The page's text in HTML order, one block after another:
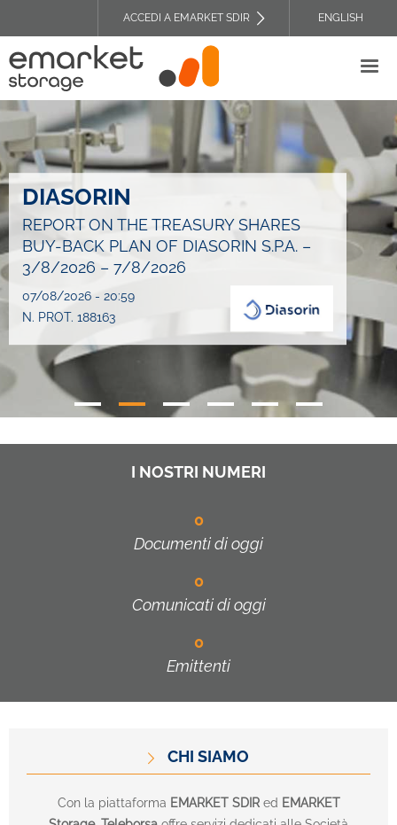
contenuto
principale
TOP
HEADER
ACCEDI A EMARKET SDIR ENGLISH
DIASORIN
REPORT ON THE TREASURY SHARES
BUY-BACK PLAN OF DIASORIN S.P.A. –
3/8/2026 – 7/8/2026
07/08/2026 - 20:59
N. PROT. 188163
I NOSTRI NUMERI
0
Documenti di oggi
0
Comunicati di oggi
0
Emittenti
CHI SIAMO
Con la piattaforma EMARKET SDIR ed EMARKET